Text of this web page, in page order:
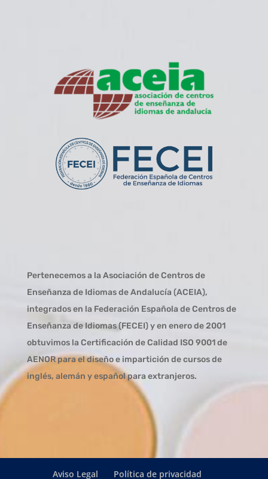
Pertenecemos a la Asociación de Centros de
Enseñanza de Idiomas de Andalucía (ACEIA),
integrados en la Federación Española de Centros de
Enseñanza de Idiomas (FECEI) y en enero de 2001
obtuvimos la Certificación de Calidad ISO 9001 de
AENOR para el diseño e impartición de cursos de
inglés, alemán y español para extranjeros.
Aviso Legal Política de privacidad